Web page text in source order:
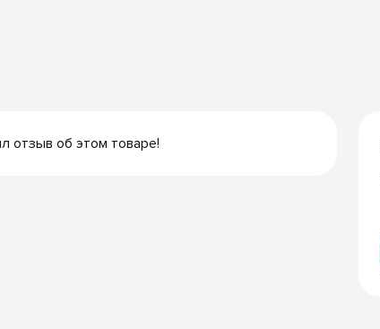
отзыв об этом товаре!